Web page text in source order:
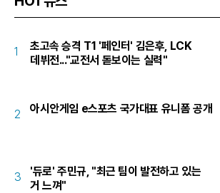
1
초고속 승격 T1 '페인터' 김은후, LCK
데뷔전..."교전서 돋보이는 실력"
2 아시안게임 e스포츠 국가대표 유니폼 공개
3
'듀로' 주민규, "최근 팀이 발전하고 있는
거 느껴"